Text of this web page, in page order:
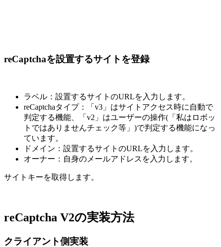
reCaptchaを設置するサイトを登録
ラベル：設置するサイトのURLを入力します。
reCaptchaタイプ：「v3」はサイトアクセス時に自動で
判定する機能、「v2」はユーザーの操作(「私はロボッ
トではありませんチェック等」)で判定する機能になっ
ています。
ドメイン：設置するサイトのURLを入力します。
オーナー：自身のメールアドレスを入力します。
サイトキーを取得します。
reCaptcha V2の実装方法
クライアント側実装